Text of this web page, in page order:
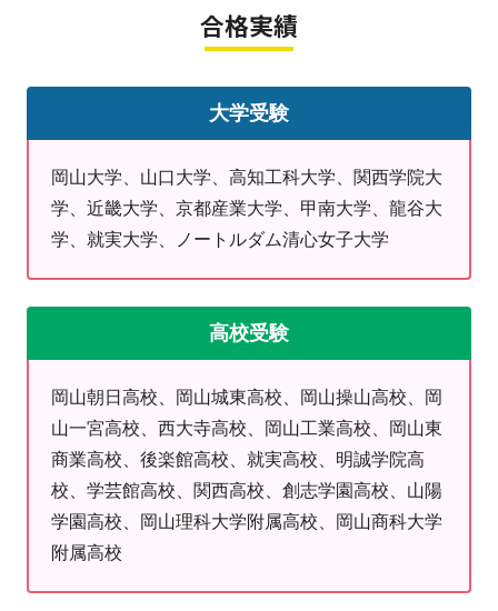
■無料体験授業(申込フォーム)
https://www.meikogijuku.jp/taiken/S1384/entry
＿＿＿＿＿＿＿＿＿＿＿＿＿＿＿＿＿＿＿＿＿＿＿＿
■よくお問い合わせいただくこと
・中学3年だけど、今からでも受験に間に合いますか？
・テストで点が取れない
・志望校は決まっていないけど、そろそろ受験のために準備し
・最近学校の内容で困ることが増えてきた
など、上記はほんの一例ですが様々なお声をお聞きしていま
す。
明光義塾で学習に関する不安を一緒に解消しませんか？ぜひ、
お任せください。
合格実績
大学受験
岡山大学、山口大学、高知工科大学、関西学院大
学、近畿大学、京都産業大学、甲南大学、龍谷大
学、就実大学、ノートルダム清心女子大学
高校受験
岡山朝日高校、岡山城東高校、岡山操山高校、岡
山一宮高校、西大寺高校、岡山工業高校、岡山東
商業高校、後楽館高校、就実高校、明誠学院高
校、学芸館高校、関西高校、創志学園高校、山陽
学園高校、岡山理科大学附属高校、岡山商科大学
附属高校